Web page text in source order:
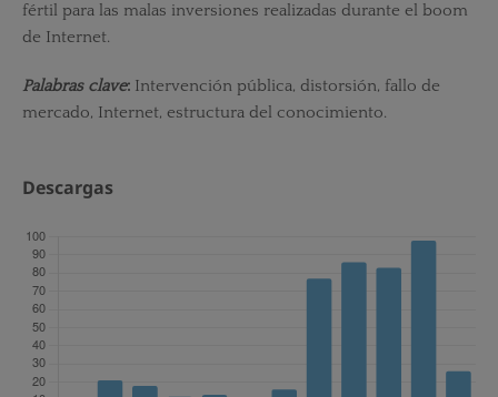
fértil para las malas inversiones realizadas durante el boom
de Internet.
Palabras clave:Intervención pública, distorsión, fallo de
mercado, Internet, estructura del conocimiento.
Descargas